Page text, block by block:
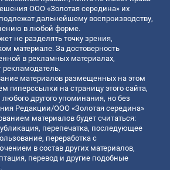
ООО «Золотая середина» их
дальнейшему воспроизводству,
в любой форме.
не разделять точку зрения,
материале. За достоверность
в рекламных материалах,
рекламодатель.
материалов размещенных на этом
гиперссылки на страницу этого сайта,
любого другого упоминания, но без
Редакции/ООО «Золотая середина»
материалов будет считаться:
перепечатка, последующее
переработка с
в состав других материалов,
перевод и другие подобные